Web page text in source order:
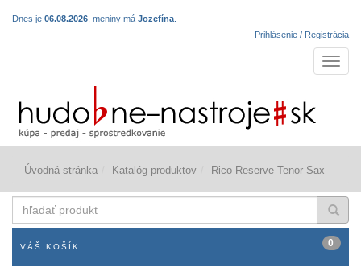
Dnes je 06.08.2026 , meniny má Jozefína
Prihlásenie / Registrácia
Úvodná stránka Katalóg produktov Rico Reserve Tenor Sax
produkt
VÁŠ KOŠÍK 0